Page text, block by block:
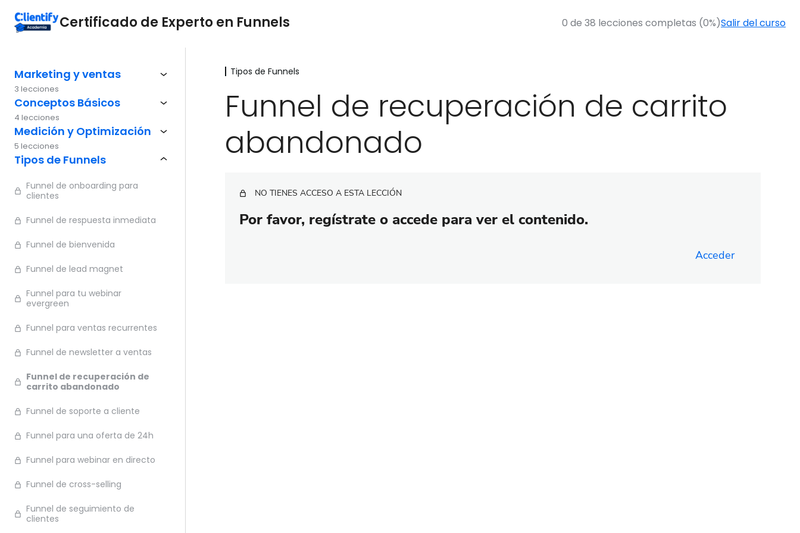
Certificado de Experto en Funnels 0 de 38 lecciones completas (0%)Salir del curso
Marketing y ventas
3 lecciones
Conceptos Básicos
4 lecciones
Medición y Optimización
5 lecciones
Tipos de Funnels
Funnel de onboarding para
clientes
Funnel de respuesta inmediata
Funnel de bienvenida
Funnel de lead magnet
Funnel para tu webinar
evergreen
Funnel para ventas recurrentes
Funnel de newsletter a ventas
Funnel de recuperación de
carrito abandonado
Funnel de soporte a cliente
Funnel para una oferta de 24h
Funnel para webinar en directo
Funnel de cross-selling
Funnel de seguimiento de
clientes
Tipos de Funnels
Funnel de recuperación de carrito
abandonado
NO TIENES ACCESO A ESTA LECCIÓN
Por favor, regístrate o accede para ver el contenido.
Acceder